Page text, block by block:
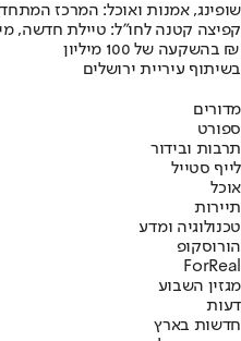
שופינג, אמנות ואוכל: המרכז
קפיצה קטנה לחו"ל: טיילת חדשה,
בהשקעה של 100 מיליון ₪
בשיתוף עיריית ירושלים
מדורים
ספורט
תרבות ובידור
לייף סטייל
אוכל
תיירות
טכנולוגיה ומדע
הורוסקופ
ForReal
מגזין השבוע
דעות
חדשות בארץ